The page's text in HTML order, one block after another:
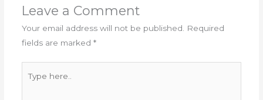
Leave a Comment
Your email address will not be published.
Required
fields are marked *
here..